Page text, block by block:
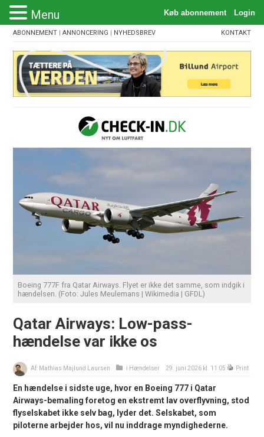
ABONNEMENT |ANNONCERING | NYHEDSBREV KONTAKT
Boeing 777F fra Qatar Airways. Flyet er ikke det samme, som indgik i
hændelsen. (Foto: Jules Meulemans | Wikimedia | GFDL)
Qatar Airways: Low-pass-
hændelse var ikke os
Af: Mathias Majlund Laursen i Hændelser 29. juni 2026 kl. 11:05 Print
En hændelse i sidste uge, hvor en Boeing 777 i Qatar
Airways-bemaling foretog en ekstremt lav overflyvning, stod
flyselskabet ikke selv bag, lyder det. Selskabet, som
piloterne arbejder hos, vil nu inddrage myndighederne.
Menu